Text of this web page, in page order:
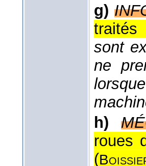
g)
traités
sont
ne
h)
roues
(